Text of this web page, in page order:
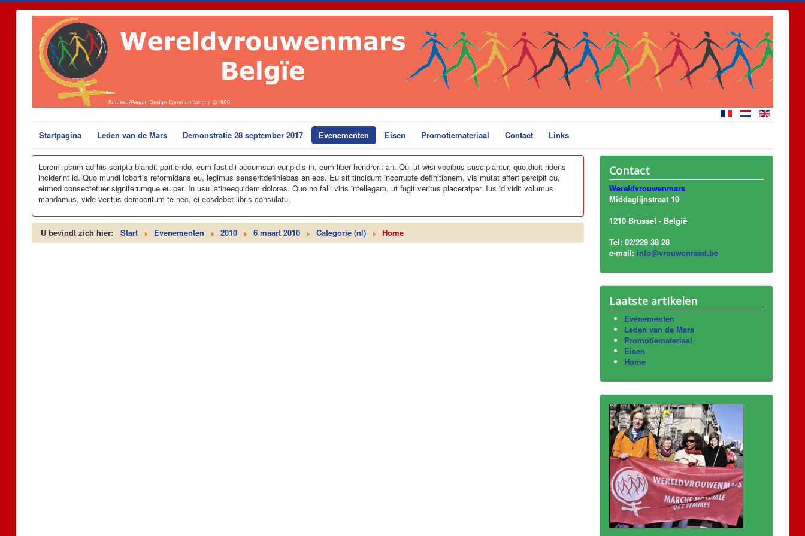
Startpagina Leden van de Mars Demonstratie 28 september 2017 Evenementen Eisen Promotiemateriaal Contact Links
Lorem ipsum ad his scripta blandit partiendo, eum fastidii accumsan euripidis in, eum liber hendrerit an. Qui ut wisi vocibus suscipiantur, quo dicit ridens
inciderint id. Quo mundi lobortis reformidans eu, legimus senseritdefiniebas an eos. Eu sit tincidunt incorrupte definitionem, vis mutat affert percipit cu,
eirmod consectetuer signiferumque eu per. In usu latineequidem dolores. Quo no falli viris intellegam, ut fugit veritus placeratper. Ius id vidit volumus
mandamus, vide veritus democritum te nec, ei eosdebet libris consulatu.
U bevindt zich hier: Start Evenementen 2010 6 maart 2010 Categorie (nl) Home
Contact
Wereldvrouwenmars
Middaglijnstraat 10
1210 Brussel - België
Tel: 02/229 38 28
e-mail: info@vrouwenraad.be
Laatste artikelen
Evenementen
Leden van de Mars
Promotiemateriaal
Eisen
Home